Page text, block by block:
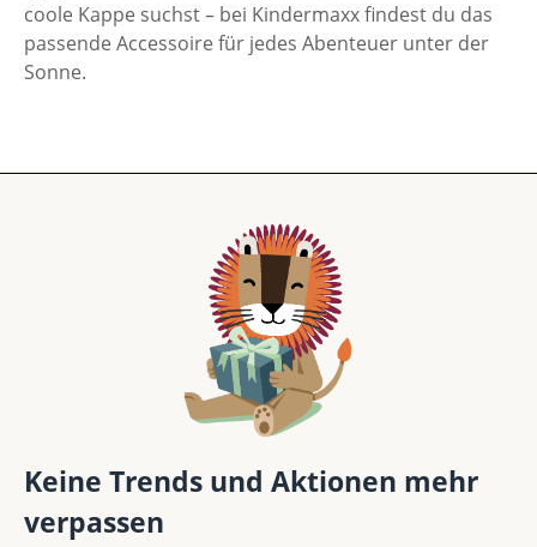
coole Kappe suchst – bei Kindermaxx findest du das
passende Accessoire für jedes Abenteuer unter der
Sonne.
Keine Trends und Aktionen mehr
verpassen